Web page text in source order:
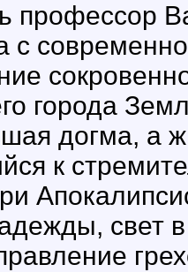
профессор
с
города
догма, а
к
свет